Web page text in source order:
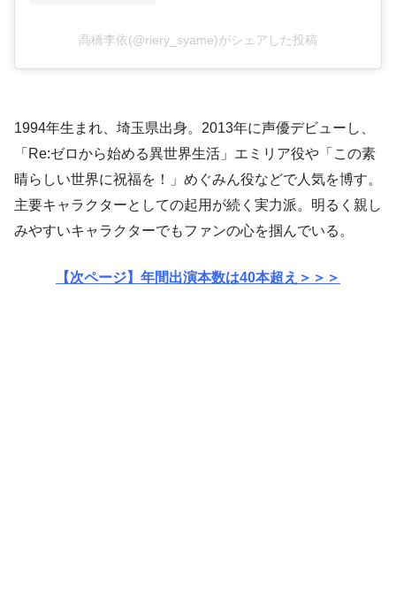
高橋李依(@riery_syame)がシェアした投稿
1994年生まれ、埼玉県出身。2013年に声優デビューし、
「Re:ゼロから始める異世界生活」エミリア役や「この素
晴らしい世界に祝福を！」めぐみん役などで人気を博す。
主要キャラクターとしての起用が続く実力派。明るく親し
みやすいキャラクターでもファンの心を掴んでいる。
【次ページ】年間出演本数は40本超え＞＞＞